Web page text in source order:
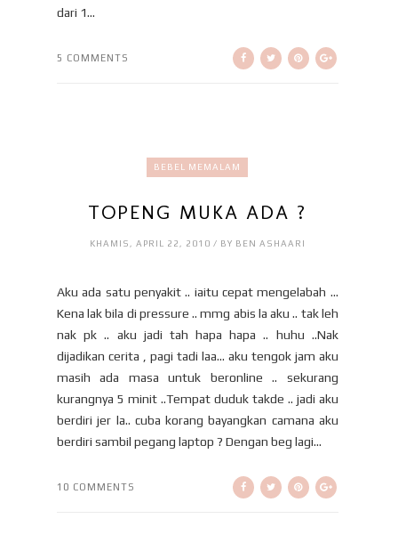
dari 1...
5 COMMENTS
BEBEL MEMALAM
TOPENG MUKA ADA ?
KHAMIS, APRIL 22, 2010 / BY BEN ASHAARI
Aku ada satu penyakit .. iaitu cepat mengelabah ...
Kena lak bila di pressure .. mmg abis la aku .. tak leh
nak pk .. aku jadi tah hapa hapa .. huhu ..Nak
dijadikan cerita , pagi tadi laa... aku tengok jam aku
masih ada masa untuk beronline .. sekurang
kurangnya 5 minit ..Tempat duduk takde .. jadi aku
berdiri jer la.. cuba korang bayangkan camana aku
berdiri sambil pegang laptop ? Dengan beg lagi...
10 COMMENTS